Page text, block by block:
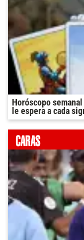
Horóscopo
le espera a cada